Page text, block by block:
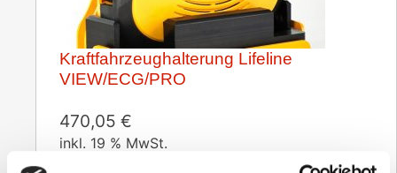
Kraftfahrzeughalterung Lifeline
VIEW/ECG/PRO
470,05 €
inkl. 19 % MwSt.